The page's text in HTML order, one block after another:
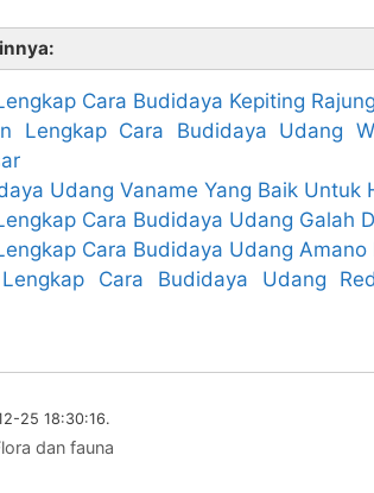
Cara Budidaya Kepiting
Lengkap Cara Budidaya Udang
Udang Vaname Yang Baik Untuk
Cara Budidaya Udang Galah
Cara Budidaya Udang Amano
Cara Budidaya Udang
25 18:30:16.
dan fauna